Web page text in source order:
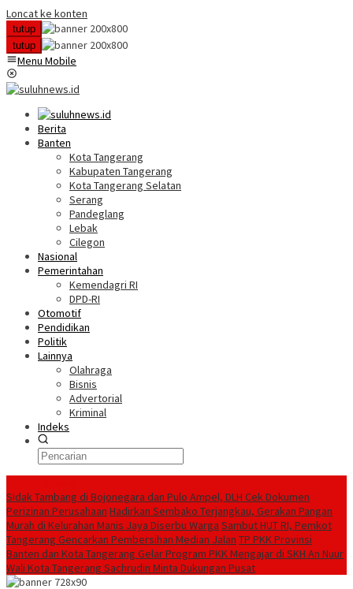
Loncat ke konten
tutup
tutup
Menu Mobile
Berita
Banten
Kota Tangerang
Kabupaten Tangerang
Kota Tangerang Selatan
Serang
Pandeglang
Lebak
Cilegon
Nasional
Pemerintahan
Kemendagri RI
DPD-RI
Otomotif
Pendidikan
Politik
Lainnya
Olahraga
Bisnis
Advertorial
Kriminal
Indeks
Sidak Tambang di Bojonegara dan Pulo Ampel, DLH Cek Dokumen
Perizinan Perusahaan Hadirkan Sembako Terjangkau, Gerakan Pangan
Murah di Kelurahan Manis Jaya Diserbu Warga Sambut HUT RI, Pemkot
Tangerang Gencarkan Pembersihan Median Jalan TP PKK Provinsi
Banten dan Kota Tangerang Gelar Program PKK Mengajar di SKH An Nuur
Wali Kota Tangerang Sachrudin Minta Dukungan Pusat